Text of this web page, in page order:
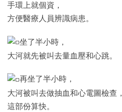
手環上就個資，
方便醫療人員辨識病患。
坐了半小時，
大河就先被叫去量血壓和心跳。
再坐了半小時，
大河被叫去做抽血和心電圖檢查，
這部份算快。